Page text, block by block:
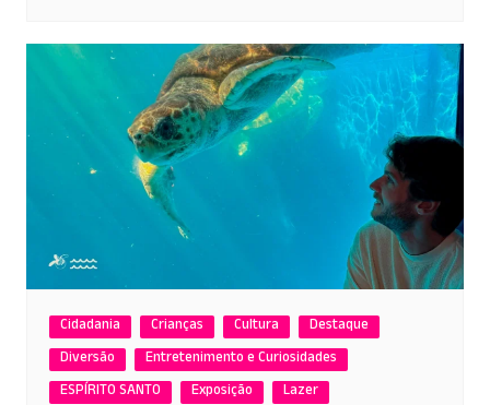
Cidadania Crianças Cultura
Destaque
Diversão
Entretenimento e Curiosidades
ESPÍRITO SANTO
Exposição
Lazer